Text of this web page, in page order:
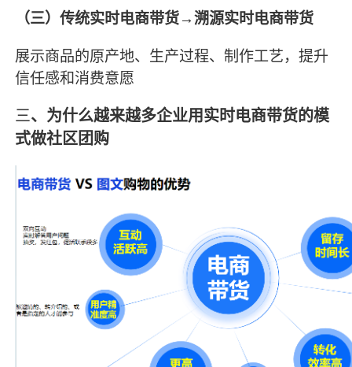
（三）传统实时电商带货→溯源实时电商带货
展示商品的原产地、生产过程、制作工艺，提升
信任感和消费意愿
三、为什么越来越多企业用实时电商带货的模
式做社区团购